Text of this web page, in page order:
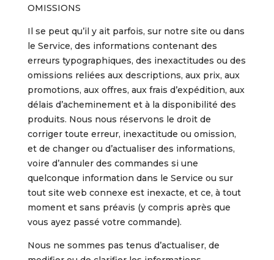
OMISSIONS
Il se peut qu’il y ait parfois, sur notre site ou dans
le Service, des informations contenant des
erreurs typographiques, des inexactitudes ou des
omissions reliées aux descriptions, aux prix, aux
promotions, aux offres, aux frais d’expédition, aux
délais d’acheminement et à la disponibilité des
produits. Nous nous réservons le droit de
corriger toute erreur, inexactitude ou omission,
et de changer ou d’actualiser des informations,
voire d’annuler des commandes si une
quelconque information dans le Service ou sur
tout site web connexe est inexacte, et ce, à tout
moment et sans préavis (y compris après que
vous ayez passé votre commande).
Nous ne sommes pas tenus d’actualiser, de